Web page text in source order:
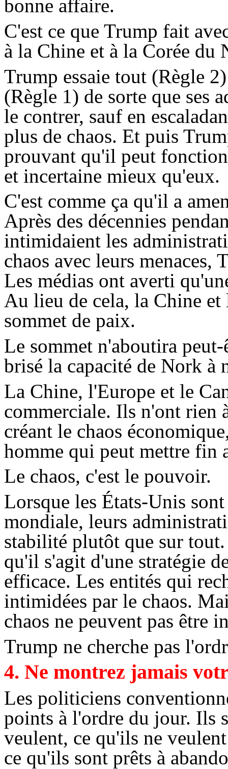
bonne affaire.
C'est ce que Trump fait
à la Chine et à la Corée du
Trump essaie tout (Règle
(Règle 1) de sorte que ses
le contrer, sauf en
plus de chaos. Et puis
prouvant qu'il peut
et incertaine mieux qu'eux.
C'est comme ça qu'il a
Après des décennies
intimidaient les
chaos avec leurs menaces,
Les médias ont averti
Au lieu de cela, la Chine
sommet de paix.
Le sommet n'aboutira
brisé la capacité de Nork à
La Chine, l'Europe et le
commerciale. Ils n'ont rien
créant le chaos
homme qui peut mettre fin
Le chaos, c'est le pouvoir.
Lorsque les États-Unis
mondiale, leurs
stabilité plutôt que sur
qu'il s'agit d'une stratégie
efficace. Les entités qui
intimidées par le chaos.
chaos ne peuvent pas être
Trump ne cherche pas
4. Ne montrez jamais
Les politiciens
points à l'ordre du jour. Ils
veulent, ce qu'ils ne
ce qu'ils sont prêts à